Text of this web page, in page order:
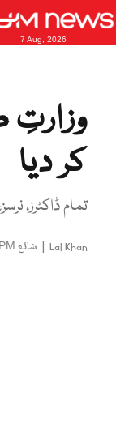
7 Aug, 2026
کر دیا
تمام ڈاکٹرز،
Lal Khan
| شائع